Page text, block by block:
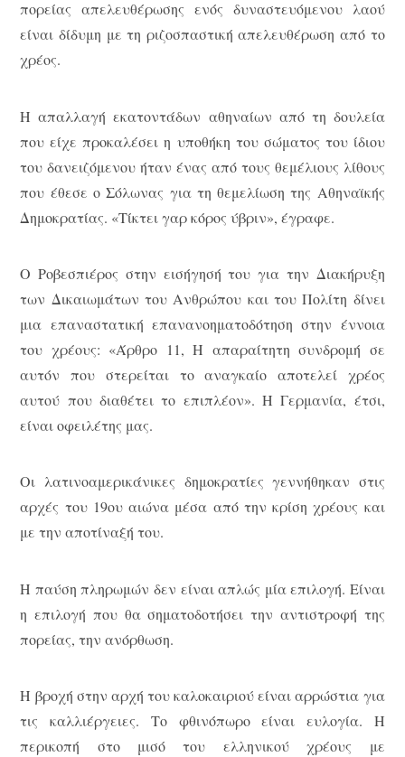
πορείας απελευθέρωσης ενός δυναστευόμενου λαού
είναι δίδυμη με τη ριζοσπαστική απελευθέρωση από το
χρέος.
Η απαλλαγή εκατοντάδων αθηναίων από τη δουλεία
που είχε προκαλέσει η υποθήκη του σώματος του ίδιου
του δανειζόμενου ήταν ένας από τους θεμέλιους λίθους
που έθεσε ο Σόλωνας για τη θεμελίωση της Αθηναϊκής
Δημοκρατίας. «Τίκτει γαρ κόρος ύβριν», έγραφε.
Ο Ροβεσπιέρος στην εισήγησή του για την Διακήρυξη
των Δικαιωμάτων του Ανθρώπου και του Πολίτη δίνει
μια επαναστατική επανανοηματοδότηση στην έννοια
του χρέους: «Άρθρο 11, Η απαραίτητη συνδρομή σε
αυτόν που στερείται το αναγκαίο αποτελεί χρέος
αυτού που διαθέτει το επιπλέον». Η Γερμανία, έτσι,
είναι οφειλέτης μας.
Οι λατινοαμερικάνικες δημοκρατίες γεννήθηκαν στις
αρχές του 19ου αιώνα μέσα από την κρίση χρέους και
με την αποτίναξή του.
Η παύση πληρωμών δεν είναι απλώς μία επιλογή. Είναι
η επιλογή που θα σηματοδοτήσει την αντιστροφή της
πορείας, την ανόρθωση.
Η βροχή στην αρχή του καλοκαιριού είναι αρρώστια για
τις καλλιέργειες. Το φθινόπωρο είναι ευλογία. Η
περικοπή στο μισό του ελληνικού χρέους με